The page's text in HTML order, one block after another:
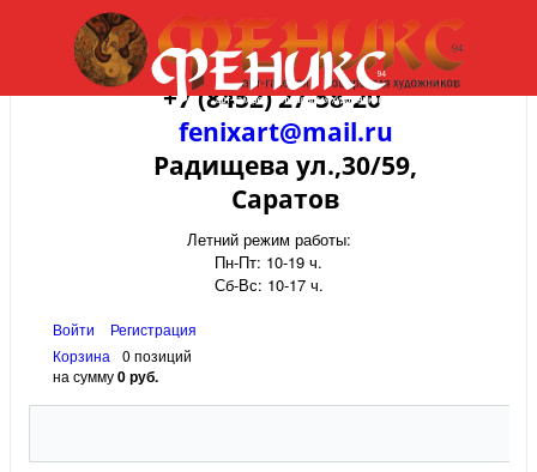
+7 (8452) 27-58-20
fenixart@mail.ru
Радищева ул.,30/59,
Саратов
Летний режим работы:
Пн-Пт: 10-19 ч.
Сб-Вс: 10-17 ч.
Войти
Регистрация
Корзина
0 позиций
на сумму0 руб.